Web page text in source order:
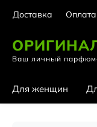
Доставка Оплата
Ваш личный
Для женщин